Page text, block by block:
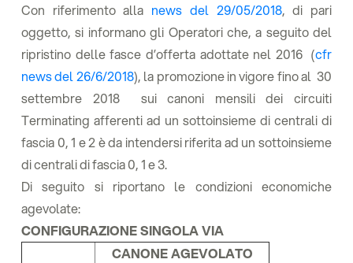
Con riferimento alla news del 29/05/2018, di pari
oggetto, si informano gli Operatori che, a seguito del
ripristino delle fasce d’offerta adottate nel 2016 (cfr
news del 26/6/2018), la promozione in vigore fino al 30
settembre 2018 sui canoni mensili dei circuiti
Terminating afferenti ad un sottoinsieme di centrali di
fascia 0, 1 e 2 è da intendersi riferita ad un sottoinsieme
di centrali di fascia 0, 1 e 3.
Di seguito si riportano le condizioni economiche
agevolate:
CONFIGURAZIONE SINGOLA VIA
CANONE AGEVOLATO